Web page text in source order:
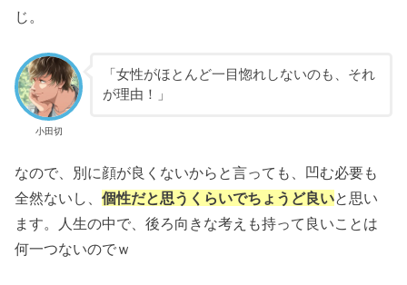
じ。
小田切
「女性がほとんど一目惚れしないのも、それ
が理由！」
なので、別に顔が良くないからと言っても、凹む必要も
全然ないし、個性だと思うくらいでちょうど良いと思い
ます。人生の中で、後ろ向きな考えも持って良いことは
何一つないのでｗ